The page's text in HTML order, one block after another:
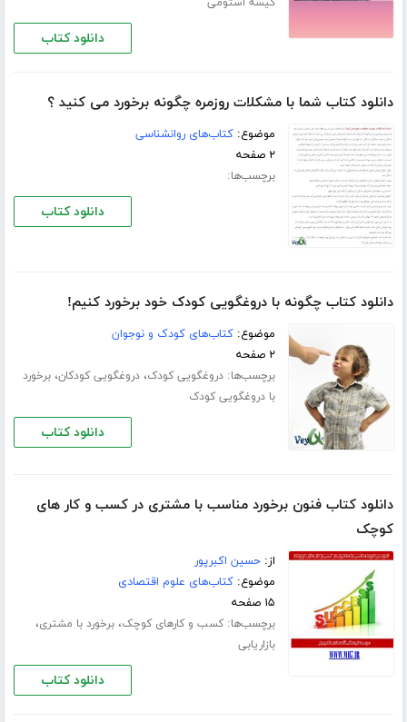
کیسه استومی
دانلود کتاب
دانلود کتاب شما با مشکلات روزمره چگونه برخورد می کنید ؟
موضوع:کتاب‌های روانشناسی
۲ صفحه
برچسب‌ها:
دانلود کتاب
دانلود کتاب چگونه با دروغگویی کودک خود برخورد کنیم!
موضوع:کتاب‌های کودک و نوجوان
۲ صفحه
برچسب‌ها:دروغگویی کودک،دروغگویی کودکان،برخورد
با دروغگویی کودک
دانلود کتاب
دانلود کتاب فنون برخورد مناسب با مشتری در کسب و کار های
کوچک
از:حسین اکبرپور
موضوع:کتاب‌های علوم اقتصادی
۱۵ صفحه
برچسب‌ها:کسب و کارهای کوچک،برخورد با مشتری،
بازاریابی
دانلود کتاب